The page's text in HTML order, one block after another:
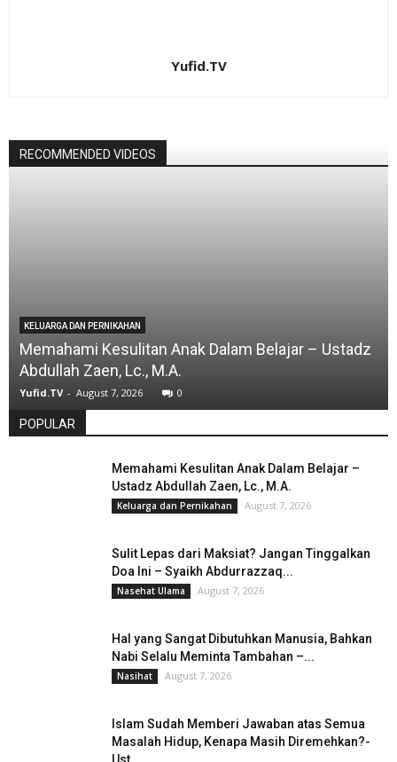
Yufid.TV
RECOMMENDED VIDEOS
KELUARGA DAN PERNIKAHAN
Memahami Kesulitan Anak Dalam Belajar – Ustadz
Abdullah Zaen, Lc., M.A.
Yufid.TV - August 7, 2026 0
POPULAR
Memahami Kesulitan Anak Dalam Belajar –
Ustadz Abdullah Zaen, Lc., M.A.
Keluarga dan Pernikahan August 7, 2026
Sulit Lepas dari Maksiat? Jangan Tinggalkan
Doa Ini – Syaikh Abdurrazzaq...
Nasehat Ulama August 7, 2026
Hal yang Sangat Dibutuhkan Manusia, Bahkan
Nabi Selalu Meminta Tambahan –...
Nasihat August 7, 2026
Islam Sudah Memberi Jawaban atas Semua
Masalah Hidup, Kenapa Masih Diremehkan?-